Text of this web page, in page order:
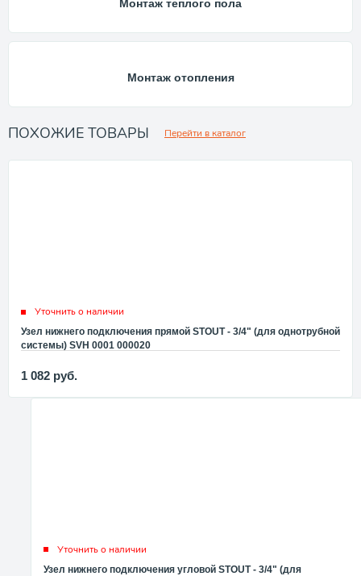
Монтаж теплого пола
Монтаж отопления
ПОХОЖИЕ ТОВАРЫ Перейти в каталог
Уточнить о наличии
Узел нижнего подключения прямой STOUT - 3/4" (для однотрубной
системы) SVH 0001 000020
1 082 руб.
Уточнить о наличии
Узел нижнего подключения угловой STOUT - 3/4" (для